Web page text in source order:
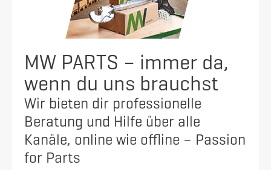
MW PARTS – immer da,
wenn du uns brauchst
Wir bieten dir professionelle
Beratung und Hilfe über alle
Kanäle, online wie offline – Passion
for Parts